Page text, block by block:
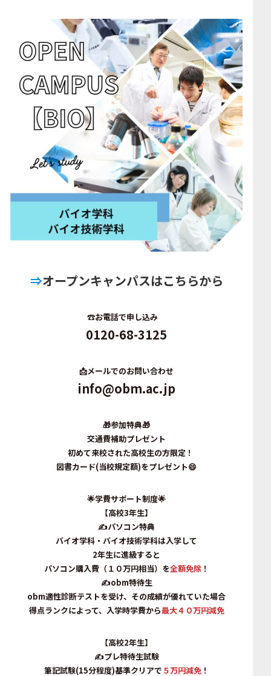
⇒オープンキャンパスはこちらから
☎️お電話で申し込み
0120-68-3125
📩メールでのお問い合わせ
info@obm.ac.jp
🎁参加特典🎁
交通費補助プレゼント
初めて来校された高校生の方限定！
図書カード(当校規定額)をプレゼント😄
🌟学費サポート制度🌟
【高校3年生】
✍パソコン特典
バイオ学科・バイオ技術学科は入学して
2年生に進級すると
パソコン購入費（１０万円相当） を全額免除！
✍obm特待生
obm適性診断テストを受け、その成績が優れていた場合
得点ランクによって、入学時学費から最大４０万円減免
【高校2年生】
✍プレ特待生試験
筆記試験(15分程度)基準クリアで ５万円減免！